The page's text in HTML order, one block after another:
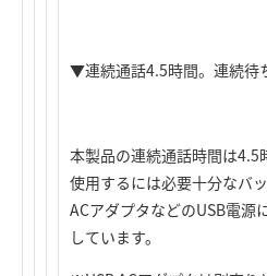
▼連続通話4.5時間。連続待
本製品の連続通話時間は
使用するには必要十分なバ
ACアダプタなどのUSB電源
しています。